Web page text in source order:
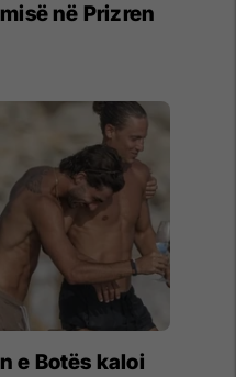
në Prizren
e Botës kaloi